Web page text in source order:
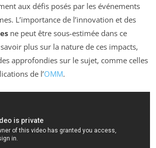
aux défis posés par les événements
L’importance de l’innovation et des
ne peut être sous-estimée dans ce
plus sur la nature de ces impacts,
approfondies sur le sujet, comme celles
de l’OMM.